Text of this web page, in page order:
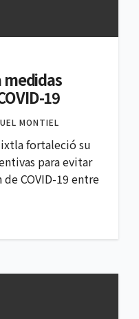
19
MONTIEL
fortaleció su
para evitar
COVID-19 entre